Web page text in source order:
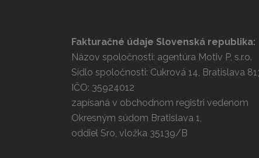
Fakturačné údaje Slovenská republika:
Názov spoločnosti: agentúra Motiv P, s.r.o.
Sídlo spoločnosti: Cukrová 14, Bratislava
IČO: 35924012
zapísaná v obchodnom registri vedenom
Okresným súdom Bratislava 1,
oddiel Sro, vložka 35139/B